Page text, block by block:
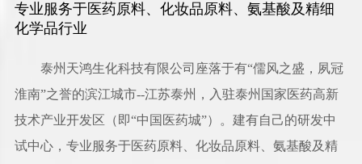
专业服务于医药原料、化妆品原料、氨基酸及精细
化学品行业
泰州天鸿生化科技有限公司 座落于有“儒风之盛，夙冠
淮南”之誉的滨江城市--江苏泰州，入驻泰州国家医药高新
技术产业开发区（即“中国医药城”）。建有自己的研发中
试中心，专业服务于医药原料、化妆品原料、氨基酸及精